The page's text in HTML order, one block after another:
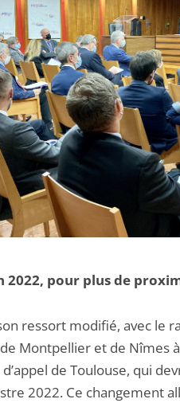
2022, pour plus de
ressort modifié, avec le
Montpellier et de Nîmes
de Toulouse, qui
2022. Ce changement